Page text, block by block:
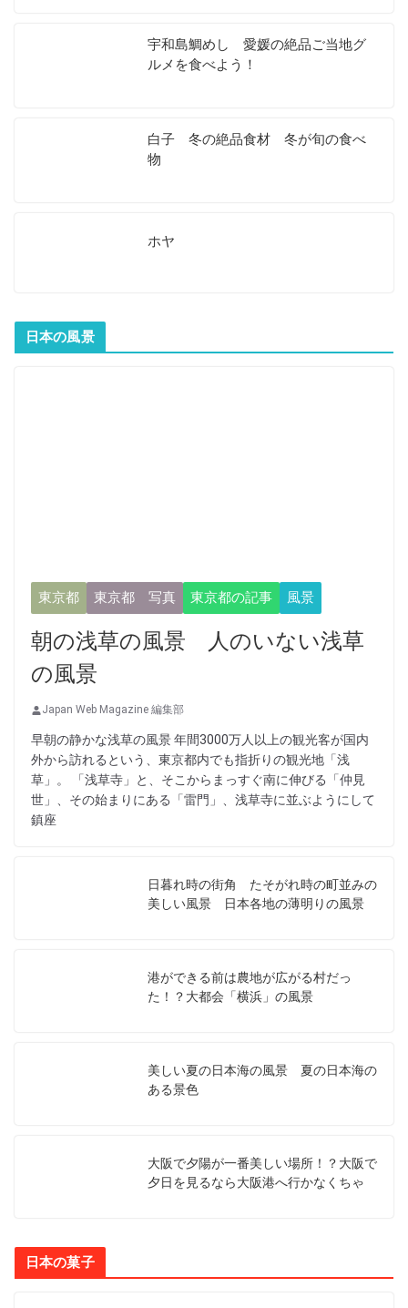
宇和島鯛めし 愛媛の絶品ご当地グ
ルメを食べよう！
白子 冬の絶品食材 冬が旬の食べ
物
ホヤ
日本の風景
東京都 東京都 写真 東京都の記事 風景
朝の浅草の風景 人のいない浅草
の風景
Japan Web Magazine 編集部
早朝の静かな浅草の風景 年間3000万人以上の観光客が国内
外から訪れるという、東京都内でも指折りの観光地「浅
草」。 「浅草寺」と、そこからまっすぐ南に伸びる「仲見
世」、その始まりにある「雷門」、浅草寺に並ぶようにして
鎮座
日暮れ時の街角 たそがれ時の町並みの
美しい風景 日本各地の薄明りの風景
港ができる前は農地が広がる村だっ
た！？大都会「横浜」の風景
美しい夏の日本海の風景 夏の日本海の
ある景色
大阪で夕陽が一番美しい場所！？大阪で
夕日を見るなら大阪港へ行かなくちゃ
日本の菓子